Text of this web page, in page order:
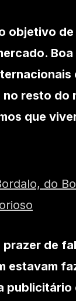
objetivo
resto do
que
do
de
estavam
publicitário